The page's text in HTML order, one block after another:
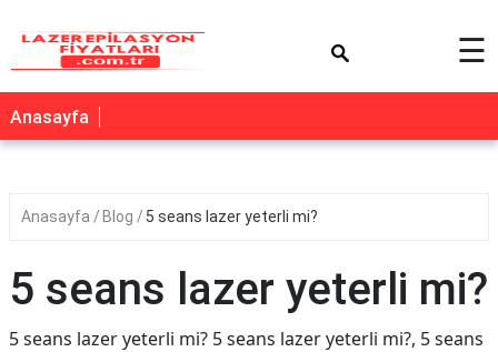
☰
Anasayfa
Anasayfa Blog 5 seans lazer yeterli mi?
5 seans lazer yeterli mi?
5 seans lazer yeterli mi? 5 seans lazer yeterli mi?, 5 seans